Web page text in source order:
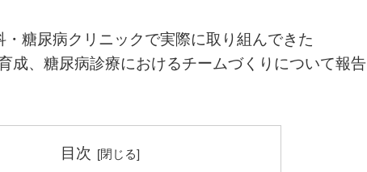
糖尿病クリニックで実際に取り組んできた
成、糖尿病診療におけるチームづくりについて報告
目次